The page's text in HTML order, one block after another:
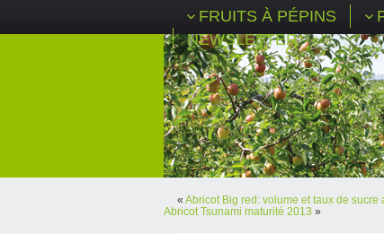
FRUITS À PÉPINS
NEWSLETTER
« Abricot Big red: volume et taux de sucre
Abricot Tsunami maturité 2013 »